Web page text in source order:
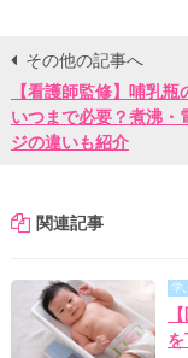
その他の記事へ
【看護師監修】哺乳瓶
いつまで必要？煮沸・
ジの違いも紹介
関連記事
学